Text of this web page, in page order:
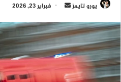
يورو تايمز
أرسل
إلكترونيا
فبراير 23, 2026